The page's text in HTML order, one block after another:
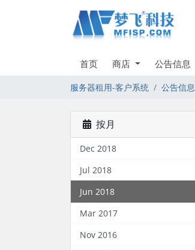
首页 商店 公告信息
服务器租用-客户系统 公告信息
按月
Dec 2018
Jul 2018
Jun 2018
Mar 2017
Nov 2016